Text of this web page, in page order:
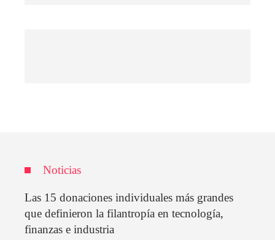
Noticias
Las 15 donaciones individuales más grandes
que definieron la filantropía en tecnología,
finanzas e industria